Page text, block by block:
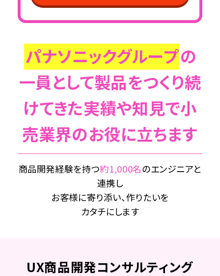
パナソニックグループの
一員として製品をつくり続
けてきた実績や知見で小
売業界のお役に立ちます
商品開発経験を持つ約1,000名のエンジニアと
連携し
お客様に寄り添い、作りたいを
カタチにします
UX商品開発コンサルティング